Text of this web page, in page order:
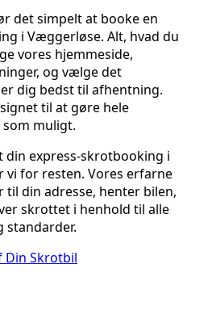
det simpelt at booke en
i Væggerløse. Alt, hvad du
vores hjemmeside,
og vælge det
dig bedst til afhentning.
til at gøre hele
som muligt.
din express-skrotbooking i
vi for resten. Vores erfarne
din adresse, henter bilen,
skrottet i henhold til alle
Din Skrotbil